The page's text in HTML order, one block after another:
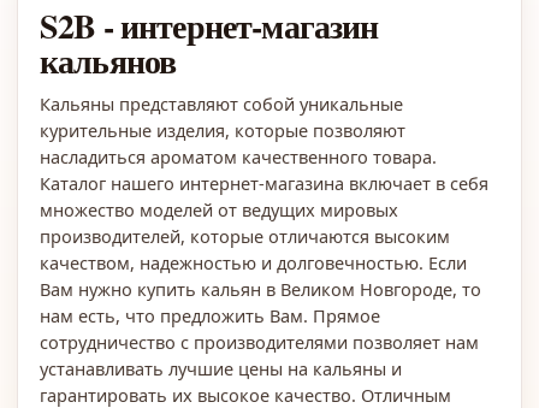
S2B - интернет-магазин
кальянов
Кальяны представляют собой уникальные
курительные изделия, которые позволяют
насладиться ароматом качественного товара.
Каталог нашего интернет-магазина включает в себя
множество моделей от ведущих мировых
производителей, которые отличаются высоким
качеством, надежностью и долговечностью. Если
Вам нужно купить кальян в Великом Новгороде, то
нам есть, что предложить Вам. Прямое
сотрудничество с производителями позволяет нам
устанавливать лучшие цены на кальяны и
гарантировать их высокое качество. Отличным